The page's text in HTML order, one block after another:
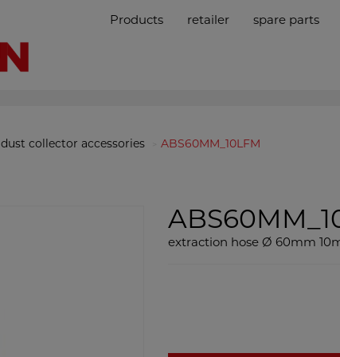
Products retailer spare parts
dust collector accessories ABS60MM_10LFM
extraction hose Ø 60mm